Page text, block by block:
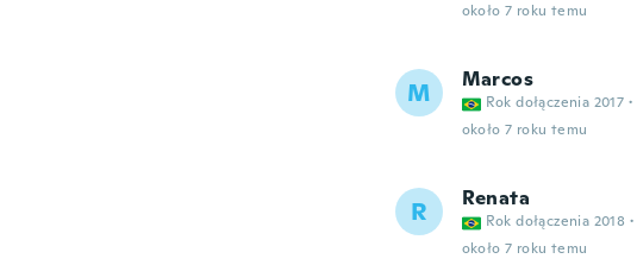
około 7 roku temu
M Marcos
Rok dołączenia 2017 ·
około 7 roku temu
R Renata
Rok dołączenia 2018 ·
około 7 roku temu